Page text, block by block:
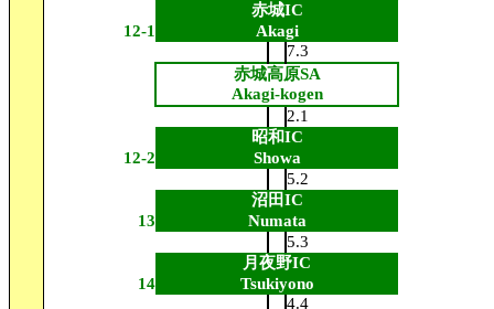
赤城IC
12-1
Akagi
7.3
赤城高原SA
Akagi-kogen
2.1
昭和IC
12-2
Showa
5.2
沼田IC
13
Numata
5.3
月夜野IC
14
Tsukiyono
4.4